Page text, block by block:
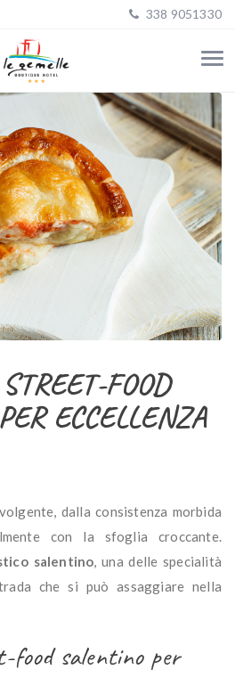
338 9051330
FOOD
ECCELLENZA
dalla consistenza morbida
con la sfoglia croccante.
salentino, una delle specialità
che si può assaggiare nella
food salentino per